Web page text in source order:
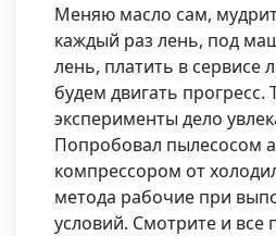
Меняю масло сам,
каждый раз лень, под
лень, платить в сервисе
будем двигать прогресс.
эксперименты дело
Попробовал пылесосом
компрессором от
метода рабочие при
условий. Смотрите и все